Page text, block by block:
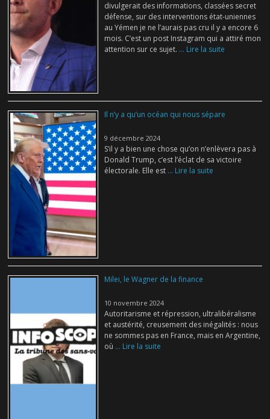
divulgerait des informations, classées secret
défense, sur des interventions état-uniennes
au Yémen je ne l’aurais pas cru il y a encore 6
mois. C’est un post Instagram qui a attiré mon
attention sur ce sujet. ... Lire la suite
Il n’y a qu’un océan qui nous sépare
9 décembre 2024
S’il y a bien une chose qu’on n’enlèvera pas à
Donald Trump, c’est l’éclat de sa victoire
électorale. Elle est ... Lire la suite
Milei, le Wagner de la finance
10 novembre 2024
Autoritarisme et répression, ultralibéralisme
et austérité, creusement des inégalités : nous
ne sommes pas en France, mais en Argentine,
où ... Lire la suite